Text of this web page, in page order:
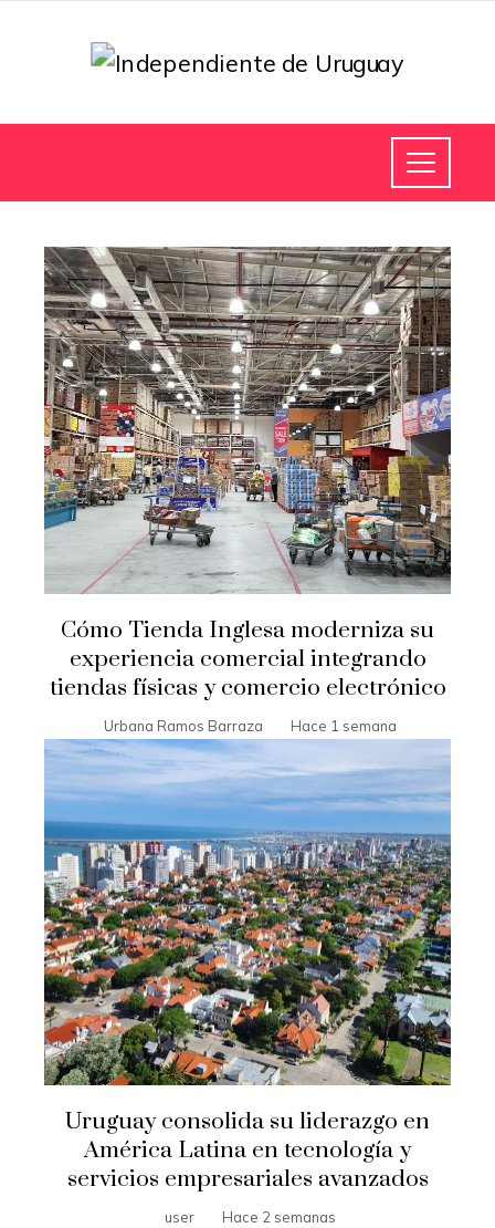
Cómo Tienda Inglesa moderniza su
experiencia comercial integrando
tiendas físicas y comercio electrónico
Urbana Ramos Barraza Hace 1 semana
Uruguay consolida su liderazgo en
América Latina en tecnología y
servicios empresariales avanzados
user Hace 2 semanas